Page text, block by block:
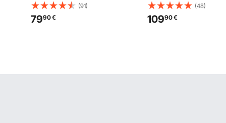
Tom-Toms, Musik-Lern-
Schlagzeug-Instrumenten-Set,
Ideal für Kinder von 6 bis 13 Jahren
(91)
7990€
Ratschengurten & 8 O-
Zurrgurten mit D-Ring & 2
Einzelschlitzen & 16
(48)
10990€